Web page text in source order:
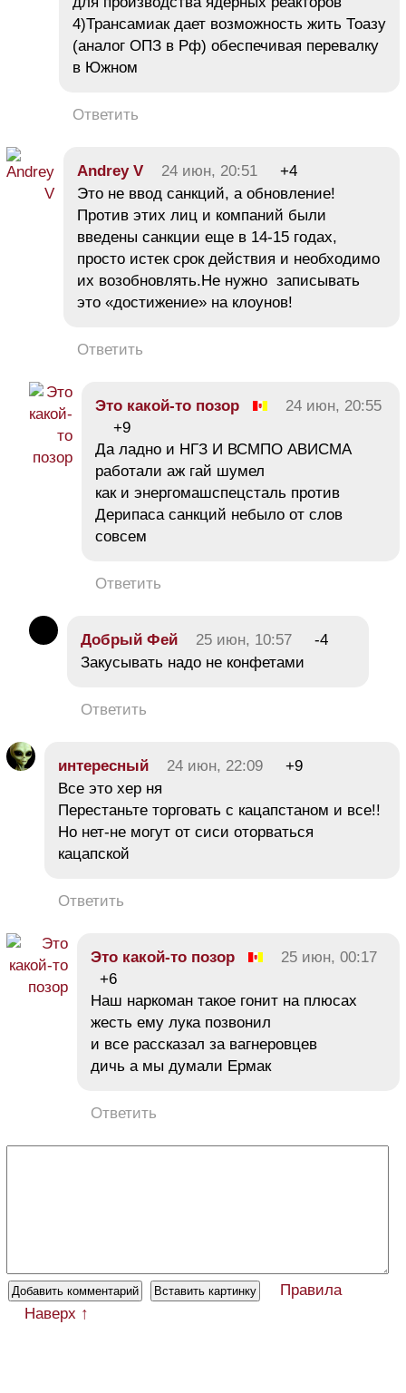
4)Трансамиак дает возможность жить Тоазу
(аналог ОПЗ в Рф) обеспечивая перевалку
в Южном
Ответить
Andrey V 24 июн, 20:51
+4
Это не ввод санкций, а обновление!
Против этих лиц и компаний были
введены санкции еще в 14-15 годах,
просто истек срок действия и необходимо
их возобновлять.Не нужно записывать
это «достижение» на клоунов!
Ответить
Это какой-то позор
24 июн, 20:55
+9
Да ладно и НГЗ И ВСМПО АВИСМА
работали аж гай шумел
как и энергомашспецсталь против
Дерипаса санкций небыло от слов
совсем
Ответить
Добрый Фей 25 июн, 10:57
-4
Закусывать надо не конфетами
Ответить
интересный 24 июн, 22:09
+9
Все это хер ня
Перестаньте торговать с кацапстаном и все!!
Но нет-не могут от сиси оторваться
кацапской
Ответить
Это какой-то позор
25 июн, 00:17
+6
Наш наркоман такое гонит на плюсах
жесть ему лука позвонил
и все рассказал за вагнеровцев
дичь а мы думали Ермак
Ответить
Правила
Наверх ↑